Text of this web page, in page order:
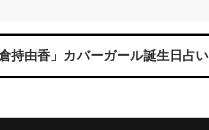
持由香」カバーガール誕生日占い